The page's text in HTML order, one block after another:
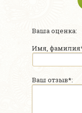
Ваша оценка:
Имя,
Ваш отзыв*: